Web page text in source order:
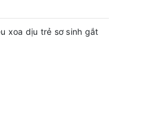
xoa dịu trẻ sơ sinh gắt